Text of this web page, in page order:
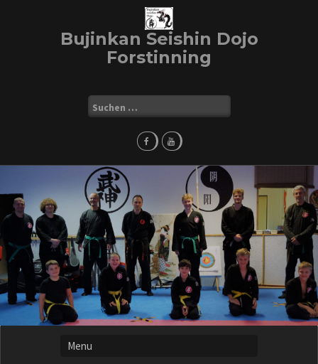
Bujinkan Seishin Dojo
Forstinning
Suchen
nach: